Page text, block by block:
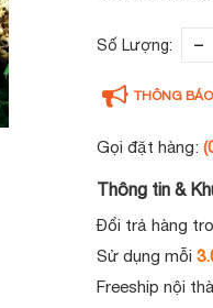
Số Lượng:
THÔNG
Gọi đặt hàng:
Thông tin &
Đổi trả hàng
Sử dụng mỗi
Freeship nội